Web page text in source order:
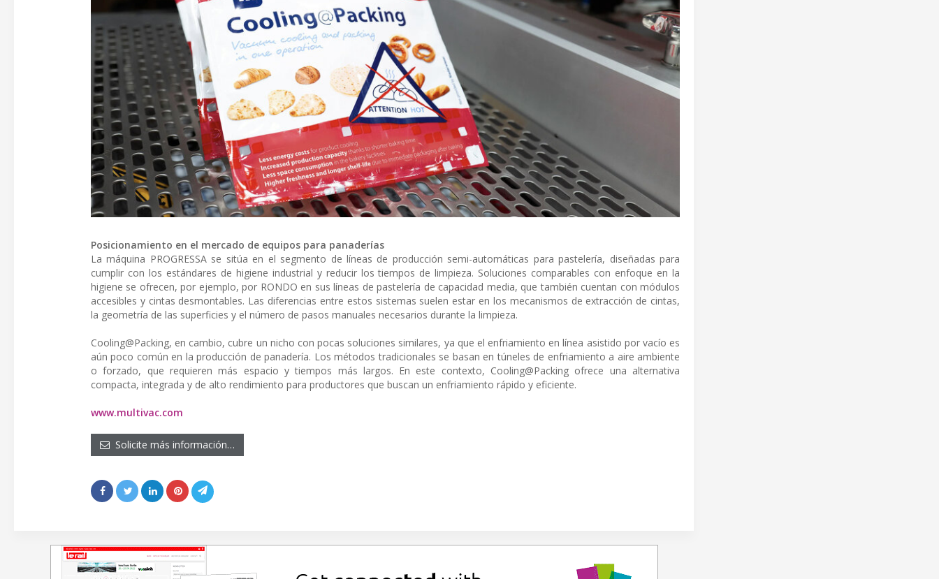
Posicionamiento en el mercado de equipos para panaderías
La máquina PROGRESSA se sitúa en el segmento de líneas de producción semi-automáticas para pastelería, diseñadas para
cumplir con los estándares de higiene industrial y reducir los tiempos de limpieza. Soluciones comparables con enfoque en la
higiene se ofrecen, por ejemplo, por RONDO en sus líneas de pastelería de capacidad media, que también cuentan con módulos
accesibles y cintas desmontables. Las diferencias entre estos sistemas suelen estar en los mecanismos de extracción de cintas,
la geometría de las superficies y el número de pasos manuales necesarios durante la limpieza.
Cooling@Packing, en cambio, cubre un nicho con pocas soluciones similares, ya que el enfriamiento en línea asistido por vacío es
aún poco común en la producción de panadería. Los métodos tradicionales se basan en túneles de enfriamiento a aire ambiente
o forzado, que requieren más espacio y tiempos más largos. En este contexto, Cooling@Packing ofrece una alternativa
compacta, integrada y de alto rendimiento para productores que buscan un enfriamiento rápido y eficiente.
www.multivac.com
Solicite más información…